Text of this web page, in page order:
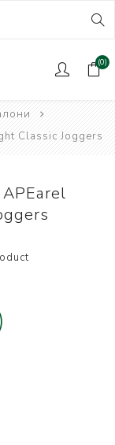
(0)
Classic Joggers